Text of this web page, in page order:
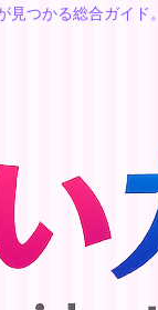
つかる総合ガイド。